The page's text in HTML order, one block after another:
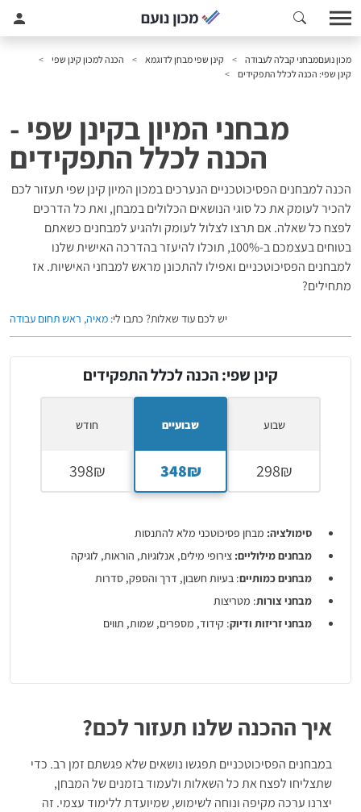
מכון נועםמבחני קבלה לעבודה קינן שפי מבחן לדוגמא
הכנה למכון קינן שפי
קינן שפי: הכנה לכלל התפקידים
מבחני המיון בקינן שפי -
הכנה לכלל התפקידים
הכנה למבחנים הפסיכוטכניים הנערכים במכון המיון קינן שפי תעזור לכם
להכיר לעומק את כל סוגי הנושאים הכלולים במבחן, ואת כל הדרכים
לפצח כל שאלה. אם תרצו לצלול לעומק ולהגיע למבחנים כשאתם
בטוחים בעצמכם ב-100%ֿ, תוכלו להיעזר בהדרכה האישית שלנו
למבחנים הפסיכוטכניים ואפילו להתכונן מראש למבחני האישיות. אז
מתחילים?
יש לכם עוד שאלות? כתבו לי: מאיה, ראש תחום עבודה
קינן שפי: הכנה לכלל התפקידים
שבוע שבועיים
‏348₪
חודש
סימולציה: מבחן פסיכוטכני מלא להתנסות
מבחנים מילוליים: צירופי מילים, אנלוגיות, הוראות, לוגיקה
מבחנים כמותיים: בעיות חשבון, דרך והספק, סדרות
מבחני צורות: מטריצות
מבחני זריזות ודיוק: קידוד, מספרים, שמות, תווים
נוספים +סימולציה של מבחן אישיות ממוחשב
איך ההכנה שלנו תעזור לכם?
במבחנים הפסיכוטכניים תפגשו נושאים שלא פגשתם זמן רב. כדי
שתצליחו לפצח את כל השאלות ולעמוד בזמנים של המבחן,
יצרנו ערכה מקיפה ונוחה לשימוש, שמיועדת ללימוד עצמי. זה